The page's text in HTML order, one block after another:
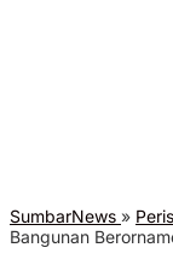
SumbarNews »
Bangunan